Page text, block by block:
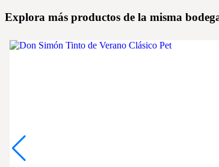
Explora más productos de la misma